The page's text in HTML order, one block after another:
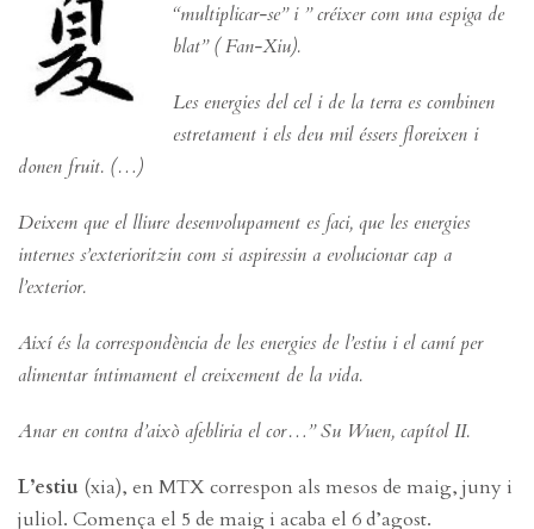
“multiplicar-se” i ” créixer com una espiga de
blat” ( Fan-Xiu).
Les energies del cel i de la terra es combinen
estretament i els deu mil éssers floreixen i
donen fruit. (…)
Deixem que el lliure desenvolupament es faci, que les energies
internes s’exterioritzin com si aspiressin a evolucionar cap a
l’exterior.
Així és la correspondència de les energies de l’estiu i el camí per
alimentar íntimament el creixement de la vida.
Anar en contra d’això afebliria el cor…” Su Wuen, capítol II.
L’estiu (xia), en MTX correspon als mesos de maig, juny i
juliol. Comença el 5 de maig i acaba el 6 d’agost.